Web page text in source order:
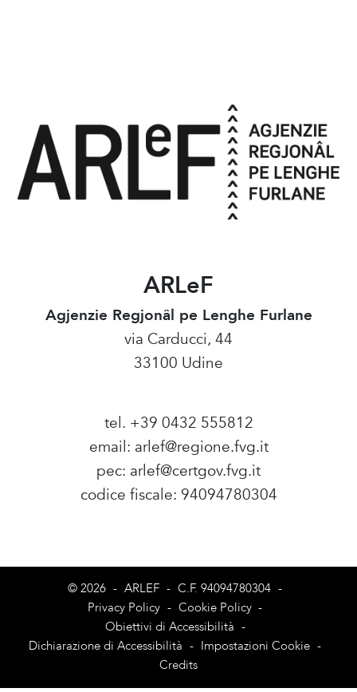
ARLeF
Agjenzie Regjonâl pe Lenghe Furlane
via Carducci, 44
33100 Udine
tel. +39 0432 555812
email: arlef@regione.fvg.it
pec: arlef@certgov.fvg.it
codice fiscale: 94094780304
© 2026 - ARLEF - C.F. 94094780304 -
Privacy Policy - Cookie Policy -
Obiettivi di Accessibilità -
Dichiarazione di Accessibilità - Impostazioni Cookie -
Credits